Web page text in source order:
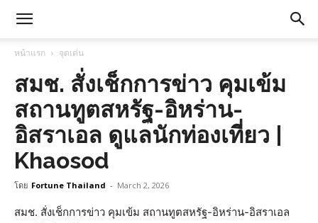
หน้าแรก จุดเด่น
สมช. สั่งเช็กการข่าว คุมเข้ม
สถานทูตสหรัฐ-อิหร่าน-
อิสราเอล ดูแลนักท่องเที่ยว |
Khaosod
โดย Fortune Thailand - March 2, 2026
สมช. สั่งเช็กการข่าว คุมเข้ม สถานทูตสหรัฐ-อิหร่าน-อิสราเอล